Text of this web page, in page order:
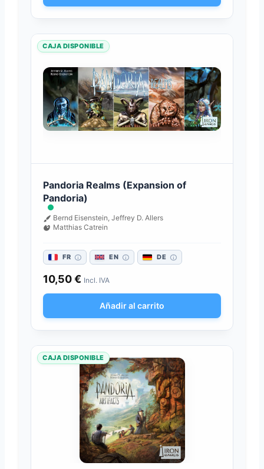
CAJA DISPONIBLE
Pandoria Realms (Expansion of
Pandoria)
Bernd Eisenstein, Jeffrey D. Allers
Matthias Catrein
FR EN DE
10,50€ Incl. IVA
Añadir al carrito
CAJA DISPONIBLE